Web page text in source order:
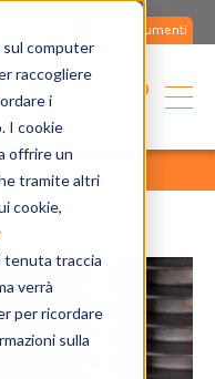
computer
raccogliere
i
I cookie
offrire un
tramite altri
cookie,
tenuta traccia
verrà
per ricordare
sulla
Documenti
Italiano